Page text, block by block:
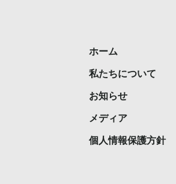
ホーム
私たちについて
お知らせ
メディア
個人情報保護方針